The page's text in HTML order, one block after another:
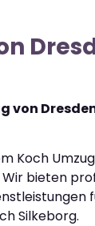
von
Koch
bieten
Silkeborg.